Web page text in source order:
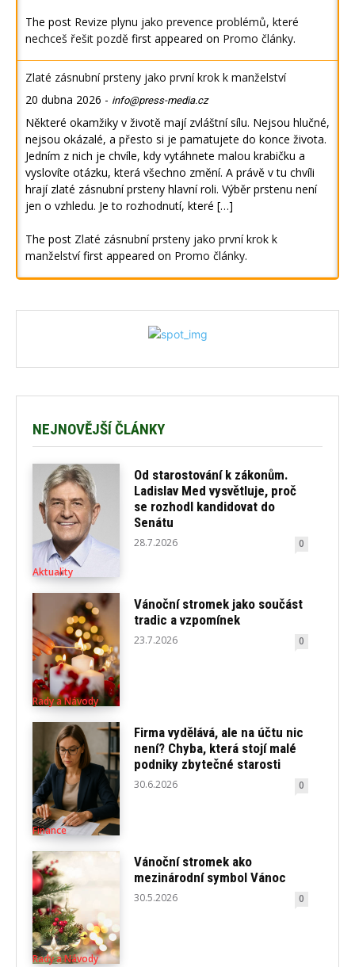
The post Revize plynu jako prevence problémů, které
nechceš řešit pozdě first appeared on Promo články.
Zlaté zásnubní prsteny jako první krok k manželství
20 dubna 2026 - info@press-media.cz
Některé okamžiky v životě mají zvláštní sílu. Nejsou hlučné,
nejsou okázalé, a přesto si je pamatujete do konce života.
Jedním z nich je chvíle, kdy vytáhnete malou krabičku a
vyslovíte otázku, která všechno změní. A právě v tu chvíli
hrají zlaté zásnubní prsteny hlavní roli. Výběr prstenu není
jen o vzhledu. Je to rozhodnutí, které […]
The post Zlaté zásnubní prsteny jako první krok k
manželstvífirst appeared on Promo články.
NEJNOVĚJŠÍ ČLÁNKY
Aktuality
Od starostování k zákonům.
Ladislav Med vysvětluje, proč
se rozhodl kandidovat do
Senátu
28.7.2026 0
Rady a Návody
Vánoční stromek jako součást
tradic a vzpomínek
23.7.2026 0
Finance
Firma vydělává, ale na účtu nic
není? Chyba, která stojí malé
podniky zbytečné starosti
30.6.2026 0
Rady a Návody
Vánoční stromek ako
mezinárodní symbol Vánoc
30.5.2026 0